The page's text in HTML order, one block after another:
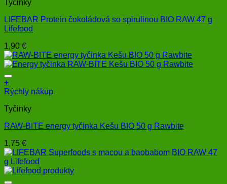
Tyčinky
LIFEBAR Protein čokoládová so spirulinou BIO RAW 47 g
Lifefood
1,90 €
+
Rýchly nákup
Tyčinky
RAW-BITE energy tyčinka Kešu BIO 50 g Rawbite
1,75 €